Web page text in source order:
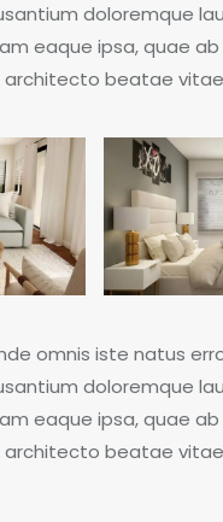
doloremque
eaque ipsa, quae ab
beatae
omnis iste natus
doloremque
eaque ipsa, quae ab
beatae